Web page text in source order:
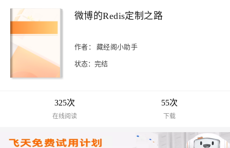
微博的Redis定制之路
作者：藏经阁小助手
状态：完结
325次
在线阅读
55次
下载